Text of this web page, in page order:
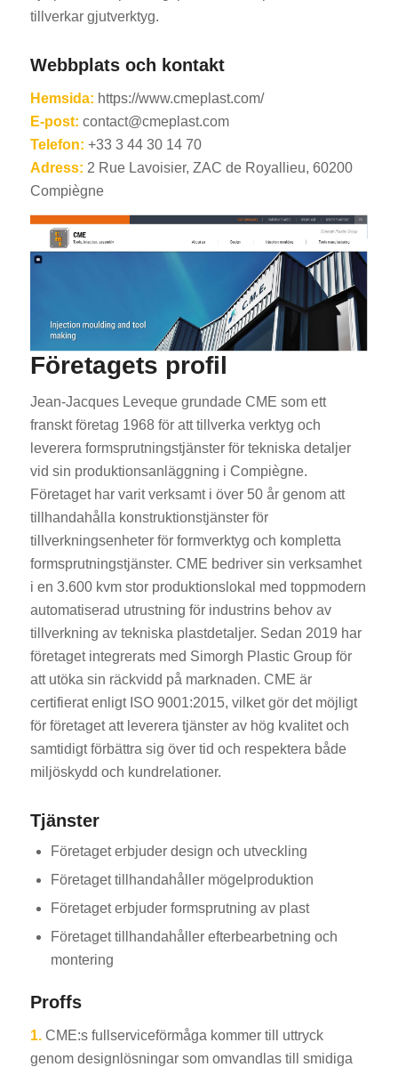
tillverkar gjutverktyg.
Webbplats och kontakt
Hemsida: https://www.cmeplast.com/
E-post: contact@cmeplast.com
Telefon: +33 3 44 30 14 70
Adress: 2 Rue Lavoisier, ZAC de Royallieu, 60200
Compiègne
Företagets profil
Jean-Jacques Leveque grundade CME som ett
franskt företag 1968 för att tillverka verktyg och
leverera formsprutningstjänster för tekniska detaljer
vid sin produktionsanläggning i Compiègne.
Företaget har varit verksamt i över 50 år genom att
tillhandahålla konstruktionstjänster för
tillverkningsenheter för formverktyg och kompletta
formsprutningstjänster. CME bedriver sin verksamhet
i en 3.600 kvm stor produktionslokal med toppmodern
automatiserad utrustning för industrins behov av
tillverkning av tekniska plastdetaljer. Sedan 2019 har
företaget integrerats med Simorgh Plastic Group för
att utöka sin räckvidd på marknaden. CME är
certifierat enligt ISO 9001:2015, vilket gör det möjligt
för företaget att leverera tjänster av hög kvalitet och
samtidigt förbättra sig över tid och respektera både
miljöskydd och kundrelationer.
Tjänster
Företaget erbjuder design och utveckling
Företaget tillhandahåller mögelproduktion
Företaget erbjuder formsprutning av plast
Företaget tillhandahåller efterbearbetning och
montering
Proffs
1.CME:s fullserviceförmåga kommer till uttryck
genom designlösningar som omvandlas till smidiga